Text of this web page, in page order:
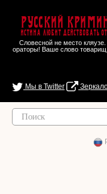
Русский
Истина любит действовать
Словесной не место
ораторы! Ваше слово
Мы в Twitter